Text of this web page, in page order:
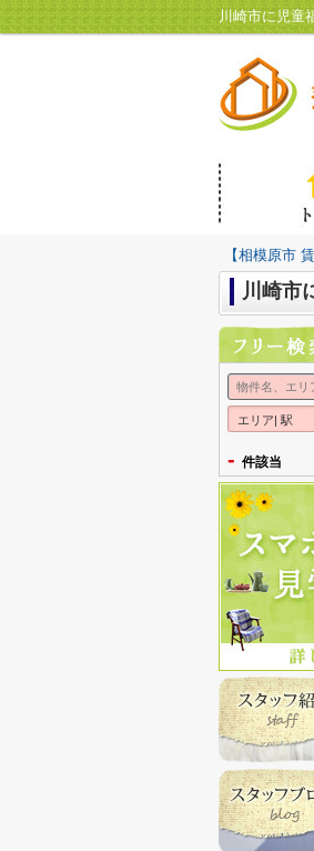
川崎市に児童
【相模原市
川崎市
エリア| 駅
- 件該当